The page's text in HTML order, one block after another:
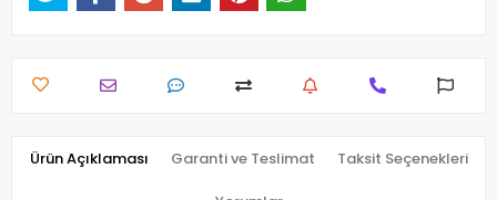
Ürün Açıklaması Garanti ve Teslimat Taksit Seçenekleri